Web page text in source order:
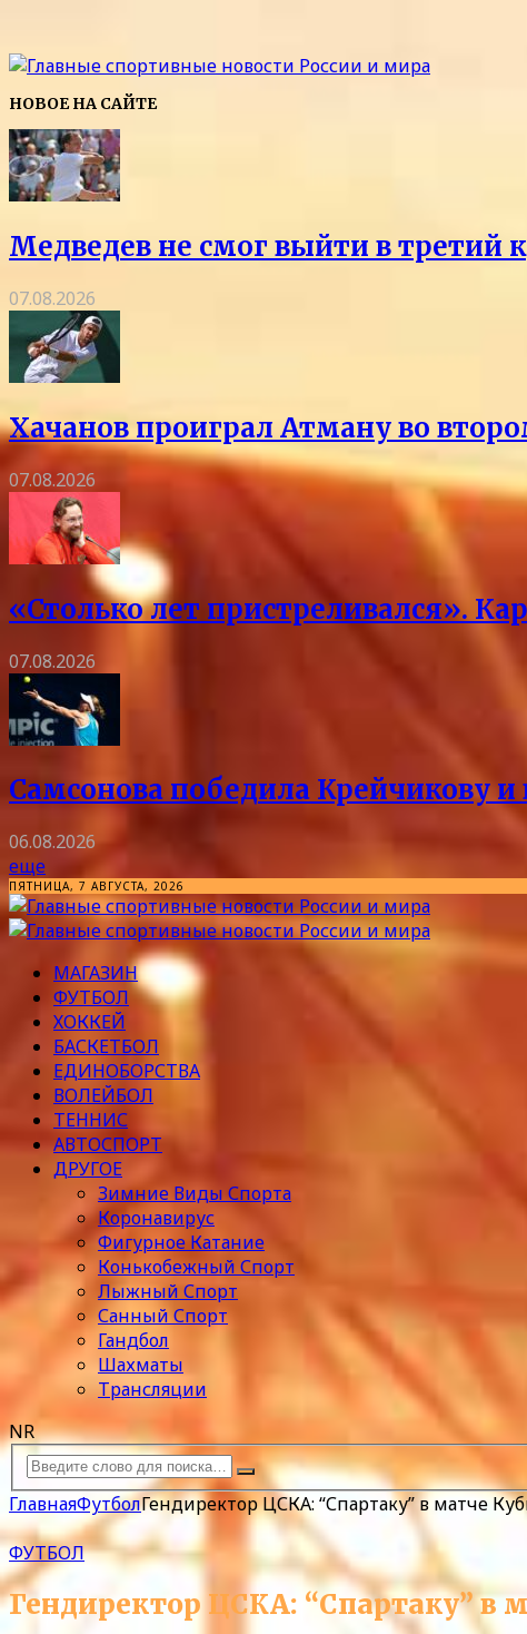
НОВОЕ НА САЙТЕ
Медведев не смог выйти в третий
07.08.2026
Хачанов проиграл Атману во
07.08.2026
«Столько лет пристреливался».
07.08.2026
Самсонова победила Крейчикову
06.08.2026
еще
ПЯТНИЦА, 7 АВГУСТА, 2026
МАГАЗИН
ФУТБОЛ
ХОККЕЙ
БАСКЕТБОЛ
ЕДИНОБОРСТВА
ВОЛЕЙБОЛ
ТЕННИС
АВТОСПОРТ
ДРУГОЕ
Зимние Виды Спорта
Коронавирус
Фигурное Катание
Конькобежный Спорт
Лыжный Спорт
Санный Спорт
Гандбол
Шахматы
Трансляции
NR
ГлавнаяФутболГендиректор ЦСКА: “Спартаку” в матче
ФУТБОЛ
Гендиректор ЦСКА: “Спартаку” в